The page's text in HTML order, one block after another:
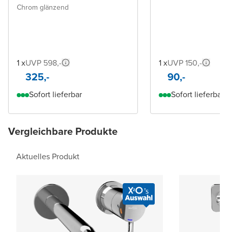
Chrom glänzend
1 xUVP 598,-
325,-
Sofort lieferbar
1 xUVP 150,-
90,-
Sofort lieferbar
Vergleichbare Produkte
Aktuelles Produkt